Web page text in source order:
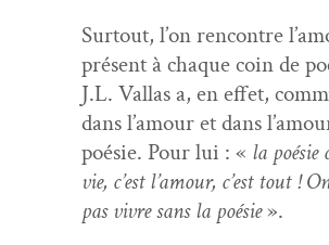
Surtout, l’on ren­con­tre
présent à chaque coin de
J.L. Val­las a, en effet,
dans l’amour et dans
poésie. Pour lui : « la poésie
vie, c’est l’amour, c’est tout !
pas vivre sans la poésie».